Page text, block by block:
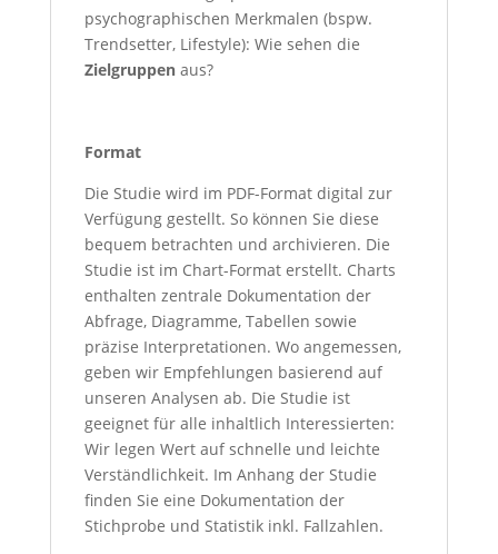
psychographischen Merkmalen (bspw.
Trendsetter, Lifestyle): Wie sehen die
Zielgruppen aus?
Format
Die Studie wird im PDF-Format digital zur
Verfügung gestellt. So können Sie diese
bequem betrachten und archivieren. Die
Studie ist im Chart-Format erstellt. Charts
enthalten zentrale Dokumentation der
Abfrage, Diagramme, Tabellen sowie
präzise Interpretationen. Wo angemessen,
geben wir Empfehlungen basierend auf
unseren Analysen ab. Die Studie ist
geeignet für alle inhaltlich Interessierten:
Wir legen Wert auf schnelle und leichte
Verständlichkeit. Im Anhang der Studie
finden Sie eine Dokumentation der
Stichprobe und Statistik inkl. Fallzahlen.